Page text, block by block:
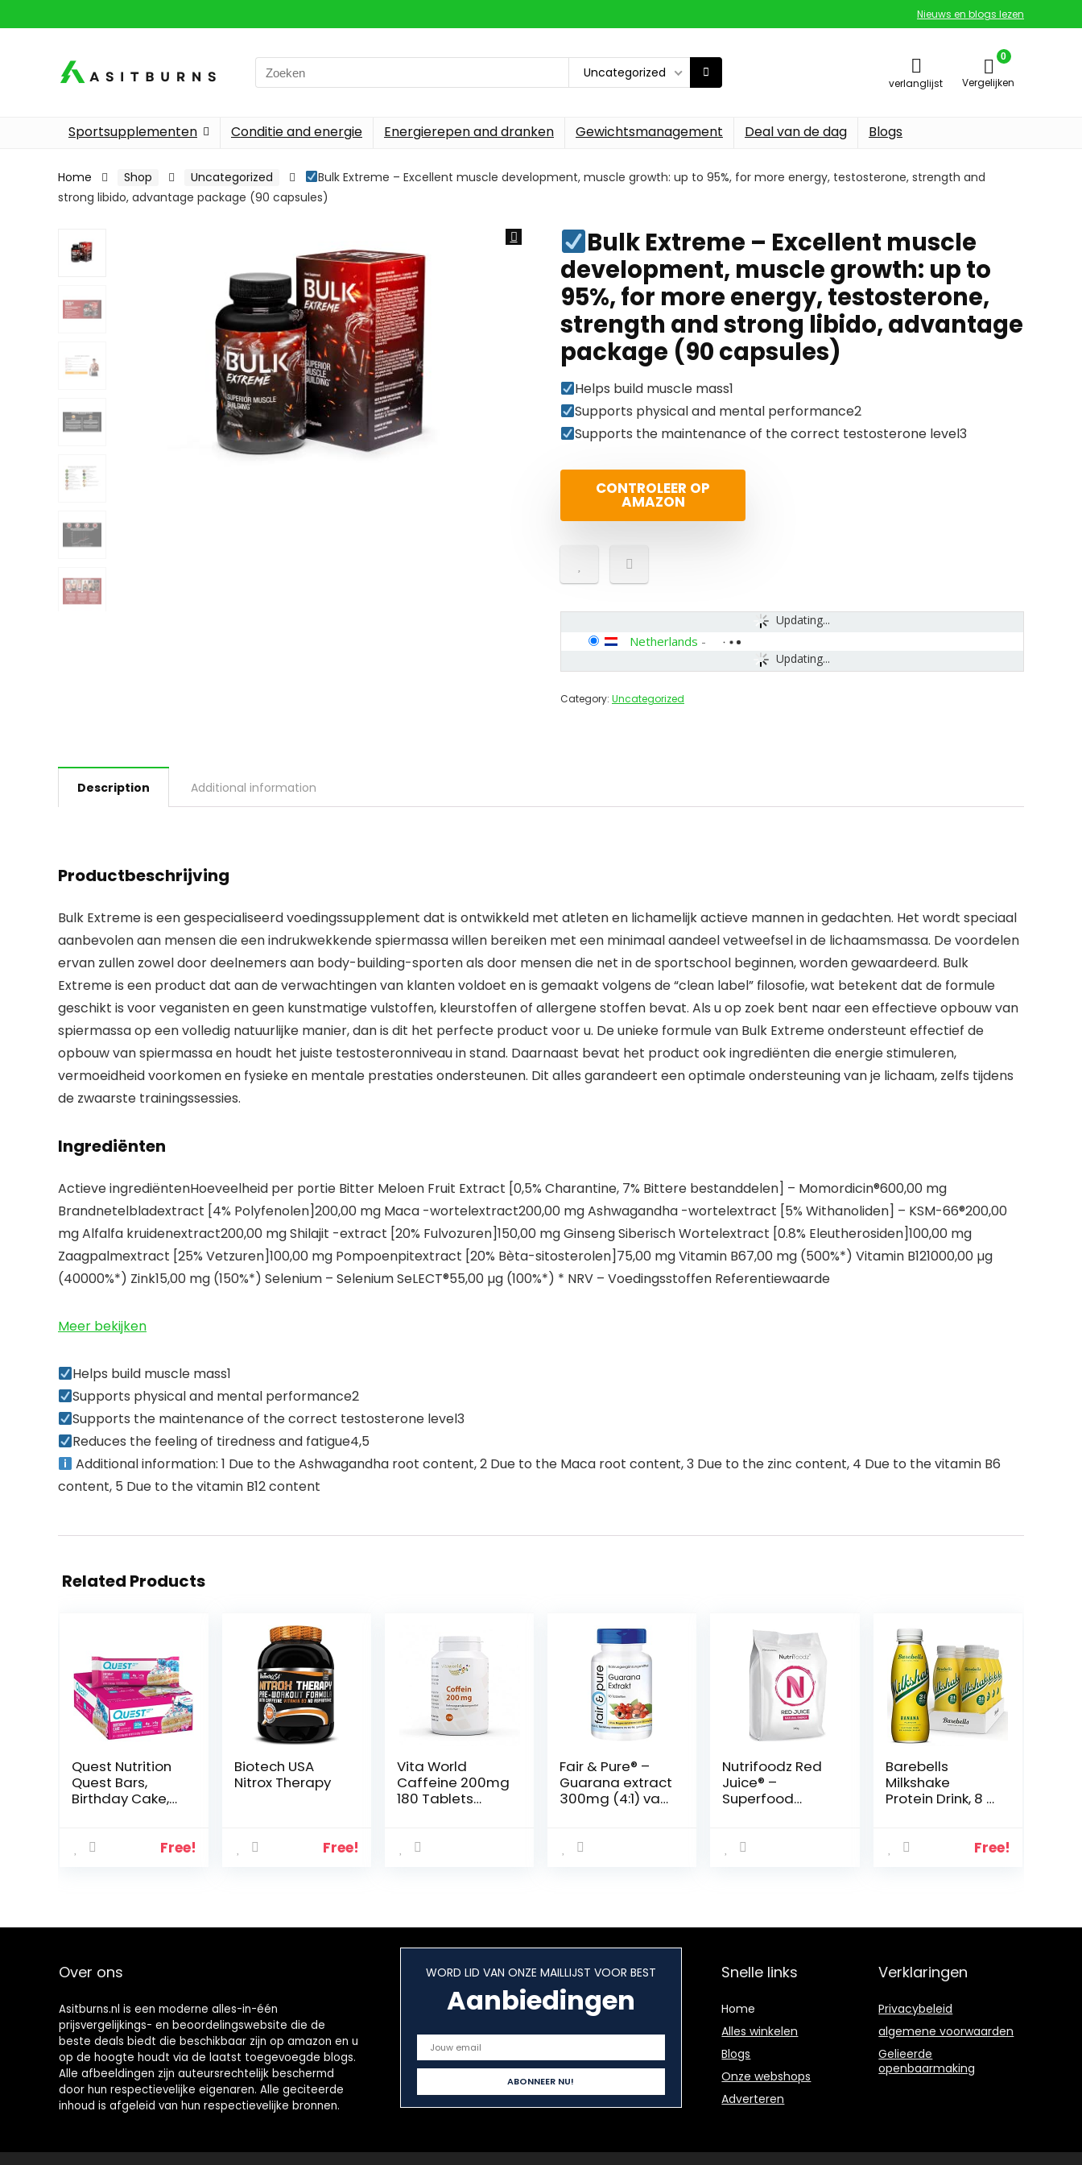
Nieuws en blogs lezen
Search
for:
Uncategorized
verlanglijst
0
Vergelijken
Sportsupplementen Conditie and energie Energierepen and dranken Gewichtsmanagement Deal van de dag Blogs
Home Shop Uncategorized
Bulk Extreme – Excellent muscle development, muscle growth: up to 95%, for more energy, testosterone, strength and
strong libido, advantage package (90 capsules)
Bulk Extreme – Excellent muscle
development, muscle growth: up to
95%, for more energy, testosterone,
strength and strong libido, advantage
package (90 capsules)
Helps build muscle mass1
Supports physical and mental performance2
Supports the maintenance of the correct testosterone level3
CONTROLEER OP
AMAZON
Updating...
Updating...
Netherlands -
Category: Uncategorized
Description Additional information
Productbeschrijving
Bulk Extreme is een gespecialiseerd voedingssupplement dat is ontwikkeld met atleten en lichamelijk actieve mannen in gedachten. Het wordt speciaal
aanbevolen aan mensen die een indrukwekkende spiermassa willen bereiken met een minimaal aandeel vetweefsel in de lichaamsmassa. De voordelen
ervan zullen zowel door deelnemers aan body-building-sporten als door mensen die net in de sportschool beginnen, worden gewaardeerd. Bulk
Extreme is een product dat aan de verwachtingen van klanten voldoet en is gemaakt volgens de “clean label” filosofie, wat betekent dat de formule
geschikt is voor veganisten en geen kunstmatige vulstoffen, kleurstoffen of allergene stoffen bevat. Als u op zoek bent naar een effectieve opbouw van
spiermassa op een volledig natuurlijke manier, dan is dit het perfecte product voor u. De unieke formule van Bulk Extreme ondersteunt effectief de
opbouw van spiermassa en houdt het juiste testosteronniveau in stand. Daarnaast bevat het product ook ingrediënten die energie stimuleren,
vermoeidheid voorkomen en fysieke en mentale prestaties ondersteunen. Dit alles garandeert een optimale ondersteuning van je lichaam, zelfs tijdens
de zwaarste trainingssessies.
Ingrediënten
Actieve ingrediëntenHoeveelheid per portie Bitter Meloen Fruit Extract [0,5% Charantine, 7% Bittere bestanddelen] – Momordicin®600,00 mg
Brandnetelbladextract [4% Polyfenolen]200,00 mg Maca -wortelextract200,00 mg Ashwagandha -wortelextract [5% Withanoliden] – KSM-66®200,00
mg Alfalfa kruidenextract200,00 mg Shilajit -extract [20% Fulvozuren]150,00 mg Ginseng Siberisch Wortelextract [0.8% Eleutherosiden]100,00 mg
Zaagpalmextract [25% Vetzuren]100,00 mg Pompoenpitextract [20% Bèta-sitosterolen]75,00 mg Vitamin B67,00 mg (500%*) Vitamin B121000,00 µg
(40000%*) Zink15,00 mg (150%*) Selenium – Selenium SeLECT®55,00 µg (100%*) * NRV – Voedingsstoffen Referentiewaarde
Meer bekijken
Helps build muscle mass1
Supports physical and mental performance2
Supports the maintenance of the correct testosterone level3
Reduces the feeling of tiredness and fatigue4,5
Additional information: 1 Due to the Ashwagandha root content, 2 Due to the Maca root content, 3 Due to the zinc content, 4 Due to the vitamin B6
content, 5 Due to the vitamin B12 content
Related Products
Quest Nutrition
Quest Bars,
Birthday Cake,
Free!
Biotech USA
Nitrox Therapy
Free!
Vita World
Caffeine 200mg
180 Tablets
Production
Fair & Pure® –
Guarana extract
300mg (4:1) van
vegan – 90
Nutrifoodz Red
Juice® –
Superfood
energie –
Vegan – 60
Barebells
Milkshake
Protein Drink, 8 x
Free!
Over ons
Asitburns.nl is een moderne alles-in-één
prijsvergelijkings- en beoordelingswebsite die de
beste deals biedt die beschikbaar zijn op amazon en u
op de hoogte houdt via de laatst toegevoegde blogs.
Alle afbeeldingen zijn auteursrechtelijk beschermd
door hun respectievelijke eigenaren. Alle geciteerde
inhoud is afgeleid van hun respectievelijke bronnen.
WORD LID VAN ONZE MAILLIJST VOOR BEST
Aanbiedingen
Snelle links
Home
Alles winkelen
Blogs
Onze webshops
Adverteren
Verklaringen
Privacybeleid
algemene voorwaarden
Gelieerde
openbaarmaking